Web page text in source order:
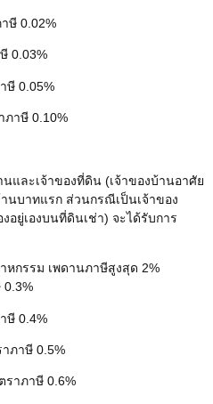
ษี 0.02%
0.03%
ษี 0.05%
าษี 0.10%
และเจ้าของที่ดิน (เจ้าของบ้านอาศัย
านบาทแรก ส่วนกรณีเป็นเจ้าของ
อยู่เองบนที่ดินเช่า) จะได้รับการ
กรรม เพดานภาษีสูงสุด 2%
ษี 0.4%
ภาษี 0.5%
ราภาษี 0.6%